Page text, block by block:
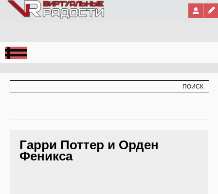
Jump to Navigation
Гарри Поттер и Орден
Феникса